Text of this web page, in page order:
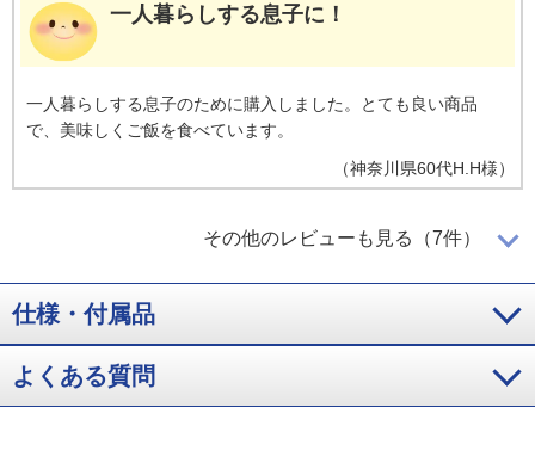
一人暮らしする息子に！
一人暮らしする息子のために購入しました。とても良い商品
で、美味しくご飯を食べています。
（神奈川県60代H.H様）
１人分でも炊けて便利！
１人分の１合未満でも炊けてとてもありがたいです。炊いたお
米がとても美味しかったです。
K.S様）
その他のレビューも見る（7件）
仕様・付属品
よくある質問